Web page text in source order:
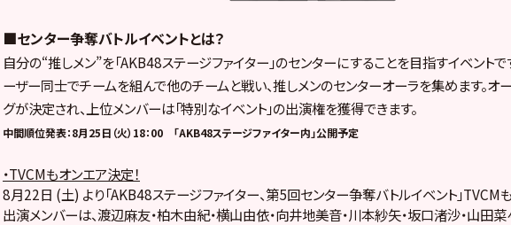
■センター争奪バトルイベントとは？
自分の“推しメン”を「AKB48ステージファイター」のセンターにすることを目指すイベントで
ーザー同士でチームを組んで他のチームと戦い、推しメンのセンターオーラを集めます。オ
グが決定され、上位メンバーは「特別なイベント」の出演権を獲得できます。
中間順位発表：8月25日（火）18：00 「AKB48ステージファイター内」公開予定
・TVCMもオンエア決定！
8月22日 (土) より「AKB48ステージファイター、第5回センター争奪バトルイベント」TVCM
出演メンバーは、渡辺麻友・柏木由紀・横山由依・向井地美音・川本紗矢・坂口渚沙・山田菜